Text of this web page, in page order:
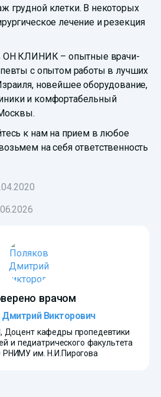
грудной клетки. В некоторых
лечение и резекция
ОН КЛИНИК – опытные врачи-
с опытом работы в лучших
новейшее оборудование,
и комфортабельный
к нам на прием в любое
на себя ответственность
врачом
Викторович
Доцент кафедры пропедевтики
и педиатрического факультета
им. Н.И.Пирогова